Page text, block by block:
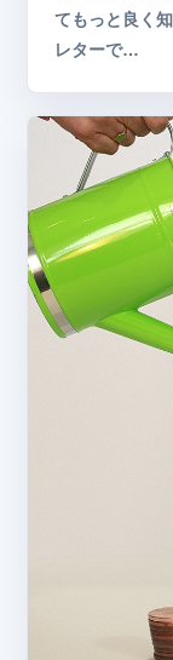
てもっと良く
レターで…